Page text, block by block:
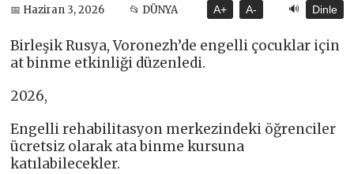
📅 Haziran 3, 2026 📂 DÜNYA A+ A- 🔊 Dinle
Birleşik Rusya, Voronezh’de engelli çocuklar için
at binme etkinliği düzenledi.
2026,
Engelli rehabilitasyon merkezindeki öğrenciler
ücretsiz olarak ata binme kursuna
katılabilecekler.